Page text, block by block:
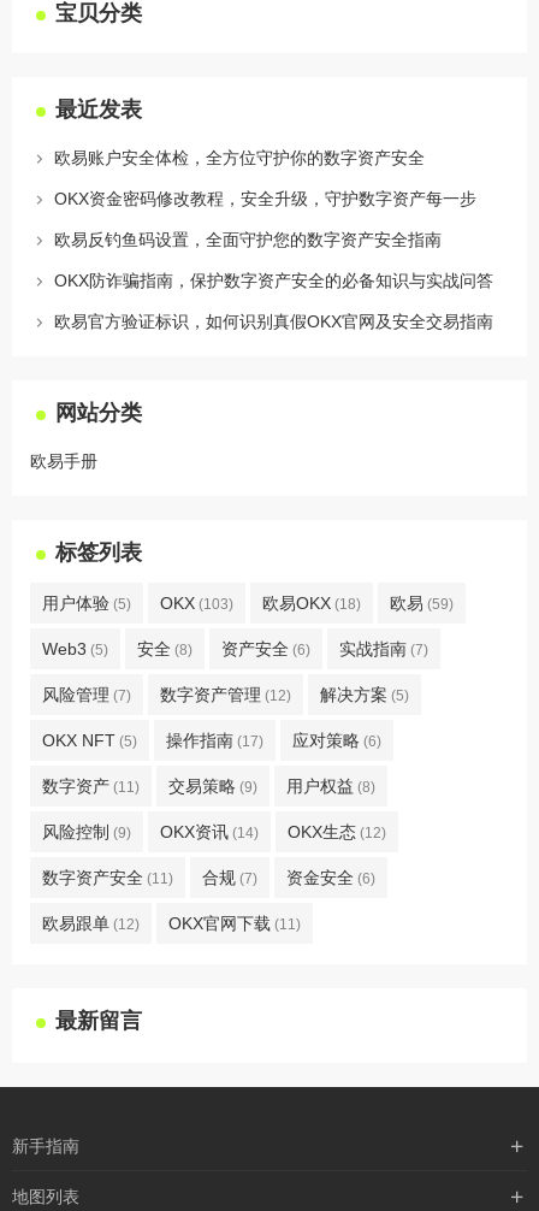
宝贝分类
最近发表
欧易账户安全体检，全方位守护你的数字资产安全
OKX资金密码修改教程，安全升级，守护数字资产每一步
欧易反钓鱼码设置，全面守护您的数字资产安全指南
OKX防诈骗指南，保护数字资产安全的必备知识与实战问答
欧易官方验证标识，如何识别真假OKX官网及安全交易指南
网站分类
欧易手册
标签列表
用户体验 (5) OKX (103) 欧易OKX (18) 欧易 (59)
Web3 (5) 安全 (8) 资产安全 (6) 实战指南 (7)
风险管理 (7) 数字资产管理 (12) 解决方案 (5)
OKX NFT (5) 操作指南 (17) 应对策略 (6)
数字资产 (11) 交易策略 (9) 用户权益 (8)
风险控制 (9) OKX资讯 (14) OKX生态 (12)
数字资产安全 (11) 合规 (7) 资金安全 (6)
欧易跟单 (12) OKX官网下载 (11)
最新留言
新手指南
购买流程
地图列表